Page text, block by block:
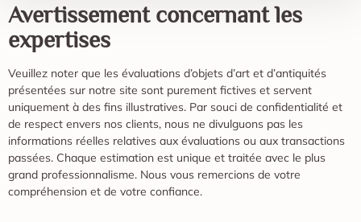
Avertissement concernant les
expertises
Veuillez noter que les évaluations d’objets d’art et d’antiquités
présentées sur notre site sont purement fictives et servent
uniquement à des fins illustratives. Par souci de confidentialité et
de respect envers nos clients, nous ne divulguons pas les
informations réelles relatives aux évaluations ou aux transactions
passées. Chaque estimation est unique et traitée avec le plus
grand professionnalisme. Nous vous remercions de votre
compréhension et de votre confiance.